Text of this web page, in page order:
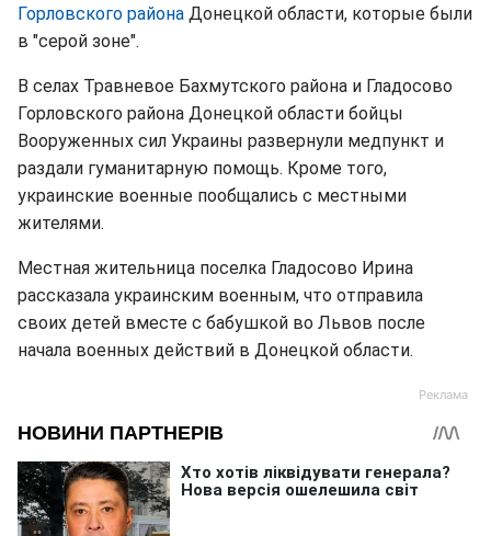
Горловского района Донецкой области, которые были
в "серой зоне".
В селах Травневое Бахмутского района и Гладосово
Горловского района Донецкой области бойцы
Вооруженных сил Украины развернули медпункт и
раздали гуманитарную помощь. Кроме того,
украинские военные пообщались с местными
жителями.
Местная жительница поселка Гладосово Ирина
рассказала украинским военным, что отправила
своих детей вместе с бабушкой во Львов после
начала военных действий в Донецкой области.